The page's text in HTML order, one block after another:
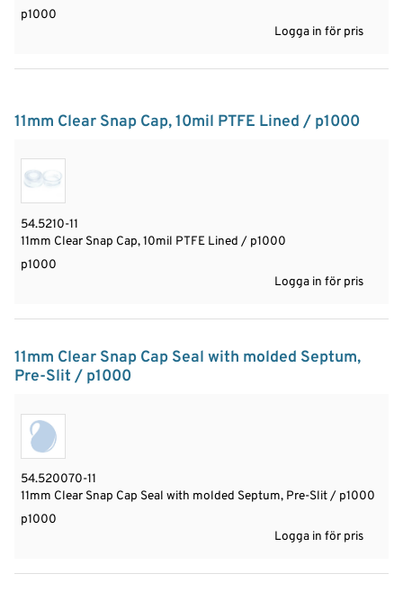
p1000
Logga in för pris
11mm Clear Snap Cap, 10mil PTFE Lined / p1000
54.5210-11
11mm Clear Snap Cap, 10mil PTFE Lined / p1000
p1000
Logga in för pris
11mm Clear Snap Cap Seal with molded Septum,
Pre-Slit / p1000
54.520070-11
11mm Clear Snap Cap Seal with molded Septum, Pre-Slit / p1000
p1000
Logga in för pris